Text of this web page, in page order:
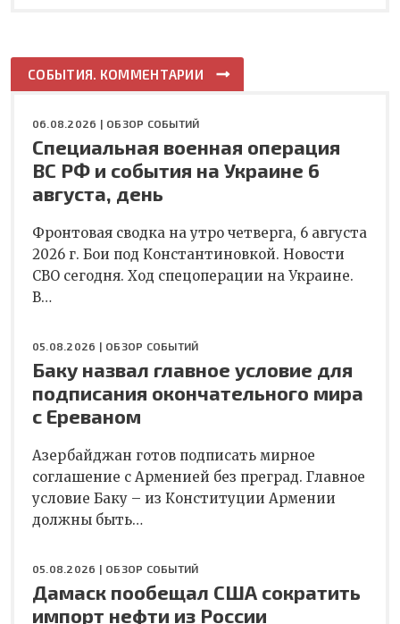
СОБЫТИЯ. КОММЕНТАРИИ
06.08.2026 | ОБЗОР СОБЫТИЙ
Специальная военная операция
ВС РФ и события на Украине 6
августа, день
Фронтовая сводка на утро четверга, 6 августа
2026 г. Бои под Константиновкой. Новости
СВО сегодня. Ход спецоперации на Украине.
В…
05.08.2026 | ОБЗОР СОБЫТИЙ
Баку назвал главное условие для
подписания окончательного мира
с Ереваном
Азербайджан готов подписать мирное
соглашение с Арменией без преград. Главное
условие Баку – из Конституции Армении
должны быть…
05.08.2026 | ОБЗОР СОБЫТИЙ
Дамаск пообещал США сократить
импорт нефти из России